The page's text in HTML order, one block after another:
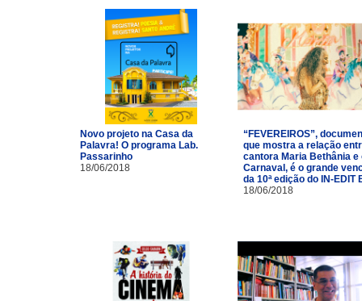
Novo projeto na Casa da
Palavra! O programa Lab.
Passarinho
18/06/2018
“FEVEREIROS”,
que mostra a relação
cantora Maria Bethânia e
Carnaval, é o grande
da 10ª edição do IN-EDIT
18/06/2018